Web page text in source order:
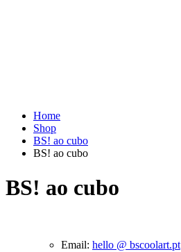
Home
Shop
BS! ao cubo
BS! ao cubo
BS! ao cubo
Email: hello @ bscoolart.pt